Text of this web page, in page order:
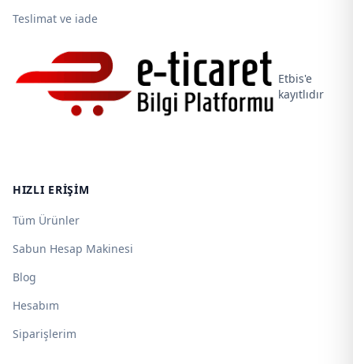
Teslimat ve iade
Etbis'e
kayıtlıdır
HIZLI ERIŞIM
Tüm Ürünler
Sabun Hesap Makinesi
Blog
Hesabım
Siparişlerim